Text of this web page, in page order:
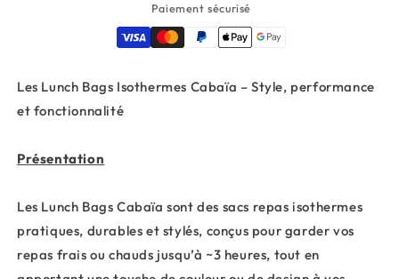
Paiement sécurisé
Les Lunch Bags Isothermes Cabaïa – Style, performance
et fonctionnalité
Présentation
Les Lunch Bags Cabaïa sont des sacs repas isothermes
pratiques, durables et stylés, conçus pour garder vos
repas frais ou chauds jusqu’à ~3 heures, tout en